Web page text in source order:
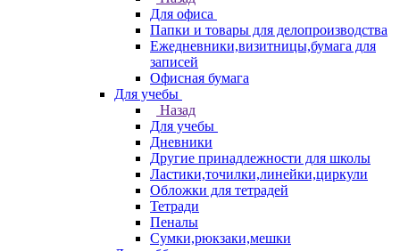
Для офиса
Папки и товары для делопроизводства
Ежедневники,визитницы,бумага для
записей
Офисная бумага
Для учебы
Назад
Для учебы
Дневники
Другие принадлежности для школы
Ластики,точилки,линейки,циркули
Обложки для тетрадей
Тетради
Пеналы
Сумки,рюкзаки,мешки